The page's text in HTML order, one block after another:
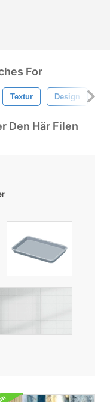
For
Textur Design
Den Här Filen